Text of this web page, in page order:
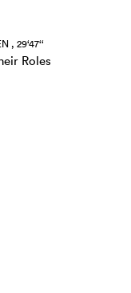
29‘47‘‘
Roles